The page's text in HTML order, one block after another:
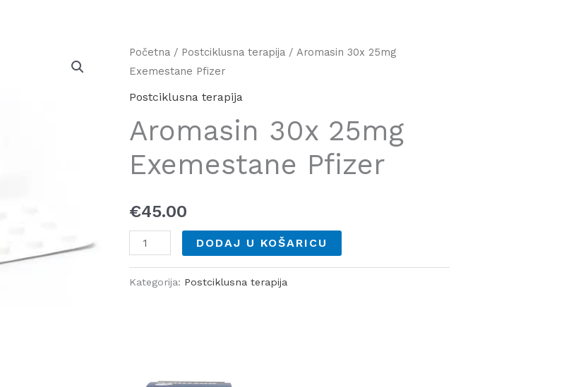
Početna / Postciklusna terapija / Aromasin 30x 25mg
Exemestane Pfizer
Postciklusna terapija
Aromasin 30x 25mg
Exemestane Pfizer
€45.00
Aromasin
30x
25mg
Pfizer
količina
DODAJ U KOŠARICU
Kategorija: Postciklusna terapija